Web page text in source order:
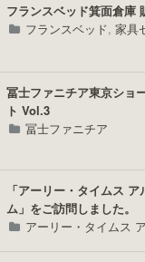
フランスベッド箕面倉庫
フランスベッド,家具
冨士ファニチア東京ショ
ト Vol.3
冨士ファニチア
「アーリー・タイムス
ム」をご訪問しました。
アーリー・タイムス